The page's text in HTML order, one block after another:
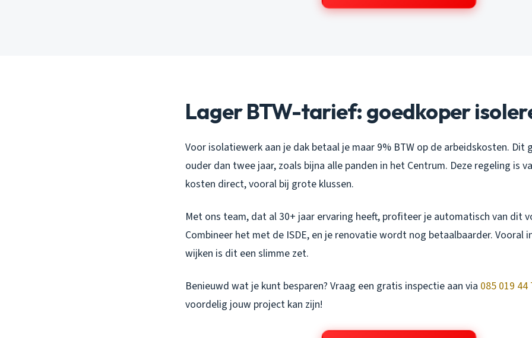
Lager BTW-tarief: goedkoper
Voor isolatiewerk aan je dak betaal je maar 9% BTW op de arbeidskosten. Dit
ouder dan twee jaar, zoals bijna alle panden in het Centrum. Deze regeling is
kosten direct, vooral bij grote klussen.
Met ons team, dat al 30+ jaar ervaring heeft, profiteer je automatisch van dit
Combineer het met de ISDE, en je renovatie wordt nog betaalbaarder. Vooral
wijken is dit een slimme zet.
Benieuwd wat je kunt besparen? Vraag een gratis inspectie aan via 085 019 44
voordelig jouw project kan zijn!